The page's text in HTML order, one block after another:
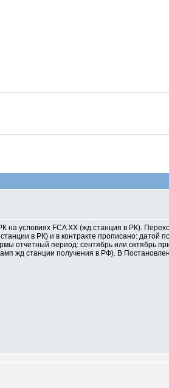
на условиях FCA ХХ (жд.станция в РК).
в РК) и в контракте прописано:
отчетный период: сентябрь или октябрь
жд станции получения в РФ). В